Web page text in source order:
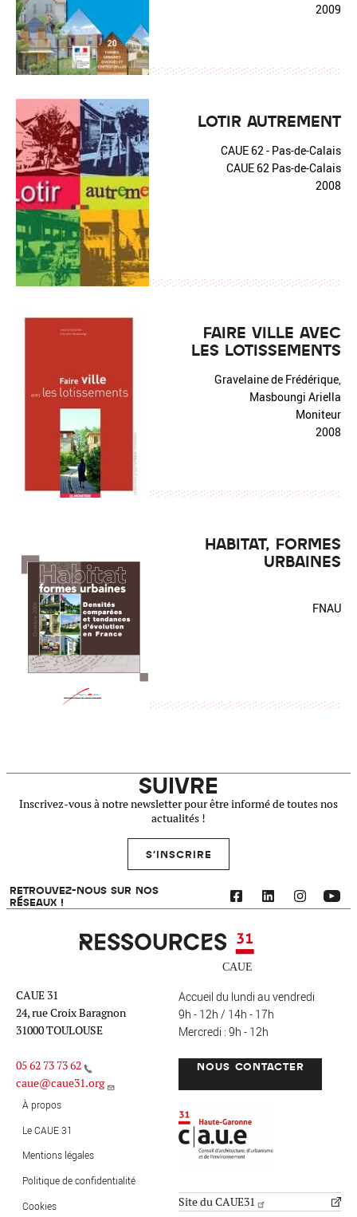
2009
LOTIR AUTREMENT
CAUE 62 - Pas-de-Calais
CAUE 62 Pas-de-Calais
2008
FAIRE VILLE AVEC
LES LOTISSEMENTS
Gravelaine de Frédérique,
Masboungi Ariella
Moniteur
2008
HABITAT, FORMES
URBAINES
FNAU
SUIVRE
Inscrivez-vous à notre newsletter pour être informé de toutes nos
actualités !
S'INSCRIRE
RETROUVEZ-NOUS SUR NOS
RÉSEAUX !
Ressources 31
CAUE 31
24, rue Croix Baragnon
31000 TOULOUSE
05 62 73 73 62
caue@caue31.org
Accueil du lundi au vendredi
9h - 12h / 14h - 17h
Mercredi : 9h - 12h
NOUS CONTACTER
MENU PIED DE PAGE
À propos
Le CAUE 31
Mentions légales
Politique de confidentialité
Cookies
Site du CAUE31